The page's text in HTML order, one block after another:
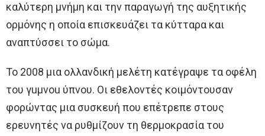
καλύτερη μνήμη και την παραγωγή της αυξητικής
ορμόνης η οποία επισκευάζει τα κύτταρα και
αναπτύσσει το σώμα.
Το 2008 μια ολλανδική μελέτη κατέγραψε τα οφέλη
του γuμvou ύπνου. Οι εθελοντές κοιμόντουσαν
φορώντας μια συσκευή που επέτρεπε στους
ερευνητές να ρυθμίζουν τη θερμοκρασία του